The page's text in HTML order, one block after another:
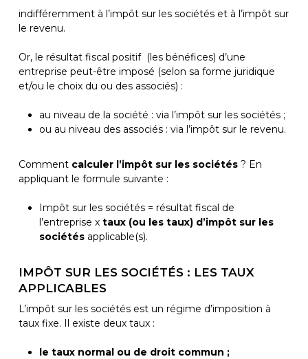
indifféremment à l’impôt sur les sociétés et à l’impôt sur
le revenu.
Or, le résultat fiscal positif (les bénéfices) d’une
entreprise peut-être imposé (selon sa forme juridique
et/ou le choix du ou des associés) :
au niveau de la société : via l’impôt sur les sociétés ;
ou au niveau des associés : via l’impôt sur le revenu.
Commentcalculer l’impôt sur les sociétés ? En
appliquant le formule suivante :
Impôt sur les sociétés = résultat fiscal de
l’entreprise x taux (ou les taux) d’impôt sur les
sociétésapplicable(s).
IMPÔT SUR LES SOCIÉTÉS : LES TAUX
APPLICABLES
L’impôt sur les sociétés est un régime d’imposition à
taux fixe. Il existe deux taux :
le taux normal ou de droit commun ;